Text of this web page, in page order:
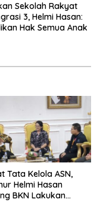
Sekolah Rakyat
3, Helmi Hasan:
Hak Semua Anak
Tata Kelola ASN,
Helmi Hasan
BKN Lakukan